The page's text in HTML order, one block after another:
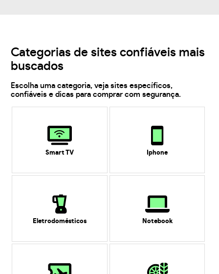
Categorias de sites confiáveis mais
buscados
Escolha uma categoria, veja sites específicos,
confiáveis e dicas para comprar com segurança.
Smart TV Iphone
Eletrodomésticos Notebook